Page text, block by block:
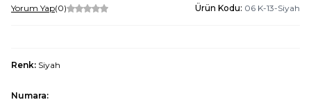
Yorum Yap(0) Ürün Kodu: 06 K-13-Siyah
Renk: Siyah
Numara: